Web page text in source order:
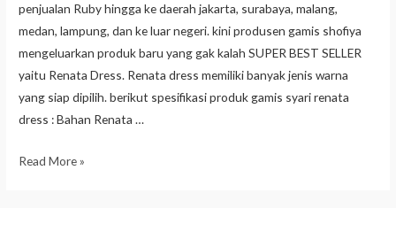
penjualan Ruby hingga ke daerah jakarta, surabaya, malang,
medan, lampung, dan ke luar negeri. kini produsen gamis shofiya
mengeluarkan produk baru yang gak kalah SUPER BEST SELLER
yaitu Renata Dress. Renata dress memiliki banyak jenis warna
yang siap dipilih. berikut spesifikasi produk gamis syari renata
dress : Bahan Renata …
Read More »